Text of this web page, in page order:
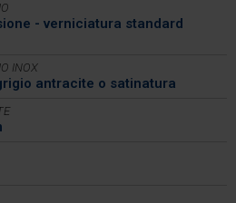
- verniciatura standard
INOX
antracite o satinatura